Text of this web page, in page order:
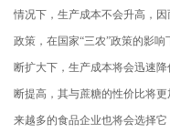
情况下，生产成本不会升高，
政策，在国家“三农”政策的影
断扩大下，生产成本将会迅速
断提高，其与蔗糖的性价比将
来越多的食品企业也将会选择